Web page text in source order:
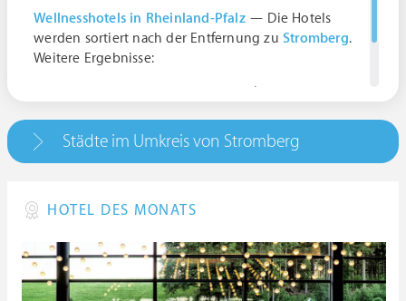
Wellnesshotels in Rheinland-Pfalz— Die Hotels
werden sortiert nach der Entfernung zu Stromberg.
Weitere Ergebnisse:
Städte im Umkreis von Stromberg
HOTEL DES MONATS